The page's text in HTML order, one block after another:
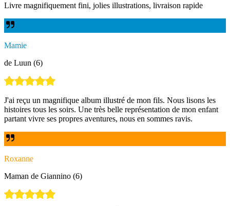
Livre magnifiquement fini, jolies illustrations, livraison rapide
Mamie
de Luun (6)
J'ai reçu un magnifique album illustré de mon fils. Nous lisons les
histoires tous les soirs. Une très belle représentation de mon enfant
partant vivre ses propres aventures, nous en sommes ravis.
Roxanne
Maman de Giannino (6)